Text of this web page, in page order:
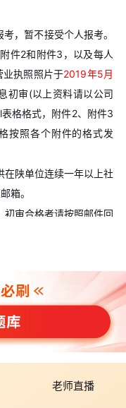
，暂不接受个人报考。
件2和附件3，以及每人
业执照照片于2019年5月
初审(以上资料请以公司
格格式，附件2、附件3
按照各个附件的格式发
在陕单位连续一年以上社
箱。
初审合格者请按照邮件回
报材料送至省消防协会
(见附件1);
附件2);
张(照片背面写上本人姓
册备案表》加盖公章
老师直播